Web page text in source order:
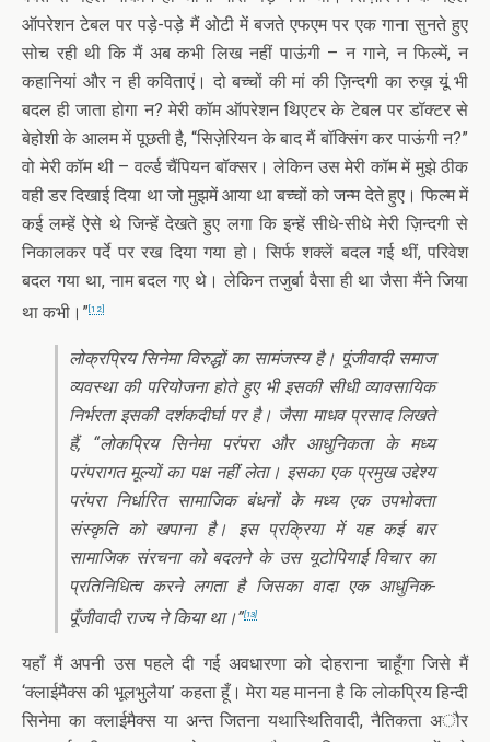
ऑपरेशन टेबल पर पड़े-पड़े मैं ओटी में बजते एफएम पर एक गाना सुनते हुए
सोच रही थी कि मैं अब कभी लिख नहीं पाऊंगी – न गाने, न फिल्में, न
कहानियां और न ही कविताएं। दो बच्चों की मां की ज़िन्दगी का रुख़ यूं भी
बदल ही जाता होगा न? मेरी कॉम ऑपरेशन थिएटर के टेबल पर डॉक्टर से
बेहोशी के आलम में पूछती है, “सिज़ेरियन के बाद मैं बॉक्सिंग कर पाऊंगी न?”
वो मेरी कॉम थी – वर्ल्ड चैंपियन बॉक्सर। लेकिन उस मेरी कॉम में मुझे ठीक
वही डर दिखाई दिया था जो मुझमें आया था बच्चों को जन्म देते हुए। फिल्म में
कई लम्हें ऐसे थे जिन्हें देखते हुए लगा कि इन्हें सीधे-सीधे मेरी ज़िन्दगी से
निकालकर पर्दे पर रख दिया गया हो। सिर्फ शक्लें बदल गई थीं, परिवेश
बदल गया था, नाम बदल गए थे। लेकिन तजुर्बा वैसा ही था जैसा मैंने जिया
था कभी।” [12]
लोक्रप्रिय सिनेमा विरुद्धों का सामंजस्य है। पूंजीवादी समाज
व्यवस्था की परियोजना होते हुए भी इसकी सीधी व्यावसायिक
निर्भरता इसकी दर्शकदीर्घा पर है। जैसा माधव प्रसाद लिखते
हैं, “लोकप्रिय सिनेमा परंपरा और आधुनिकता के मध्य
परंपरागत मूल्यों का पक्ष नहीं लेता। इसका एक प्रमुख उद्देश्य
परंपरा निर्धारित सामाजिक बंधनों के मध्य एक उपभोक्ता
संस्कृति को खपाना है। इस प्रक्रिया में यह कई बार
सामाजिक संरचना को बदलने के उस यूटोपियाई विचार का
प्रतिनिधित्व करने लगता है जिसका वादा एक आधुनिक-
पूँजीवादी राज्य ने किया था।”[13]
यहाँ मैं अपनी उस पहले दी गई अवधारणा को दोहराना चाहूँगा जिसे मैं
‘क्लाईमैक्स की भूलभुलैया’ कहता हूँ। मेरा यह मानना है कि लोकप्रिय हिन्दी
सिनेमा का क्लाईमैक्स या अन्त जितना यथास्थितिवादी, नैतिकता अौर